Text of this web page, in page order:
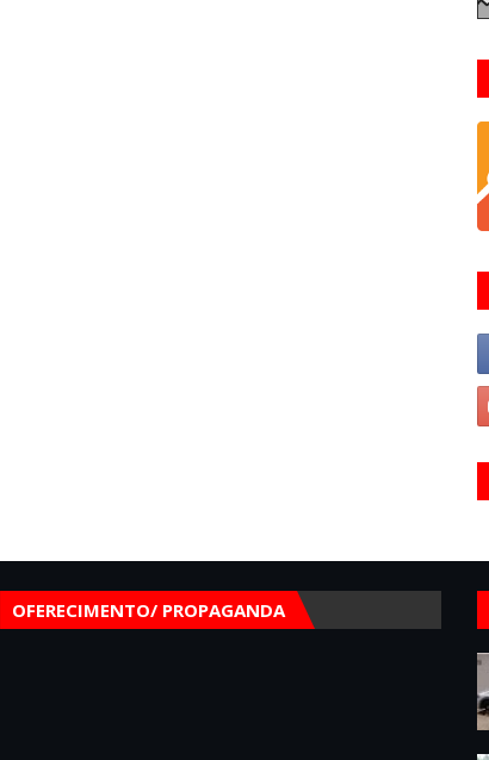
OFERECIMENTO/ PROPAGANDA